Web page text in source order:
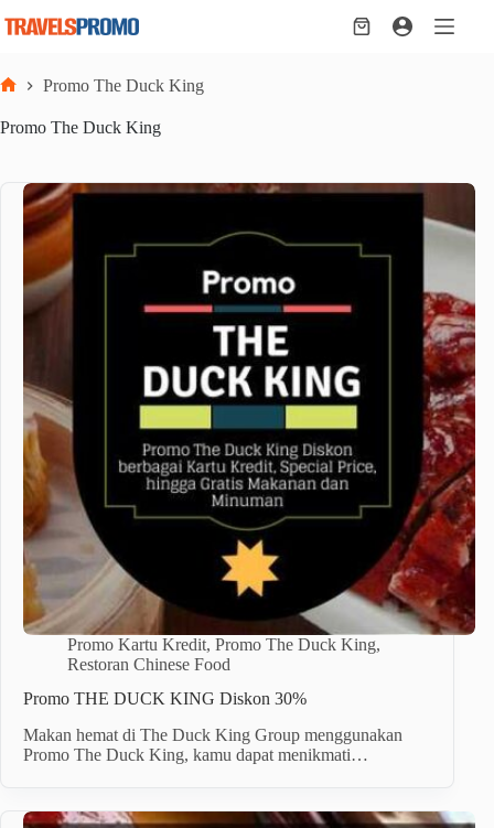
Shopping
Promo The Duck King
Promo The Duck King
Promo Kartu Kredit, Promo The Duck King,
Restoran Chinese Food
Promo THE DUCK KING Diskon 30%
Makan hemat di The Duck King Group menggunakan
Promo The Duck King, kamu dapat menikmati…